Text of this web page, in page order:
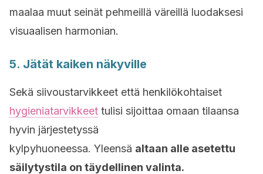
maalaa muut seinät pehmeillä väreillä luodaksesi
visuaalisen harmonian.
5. Jätät kaiken näkyville
Sekä siivoustarvikkeet että henkilökohtaiset
hygieniatarvikkeet tulisi sijoittaa omaan tilaansa
hyvin järjestetyssä
kylpyhuoneessa. Yleensä altaan alle asetettu
säilytystila on täydellinen valinta.